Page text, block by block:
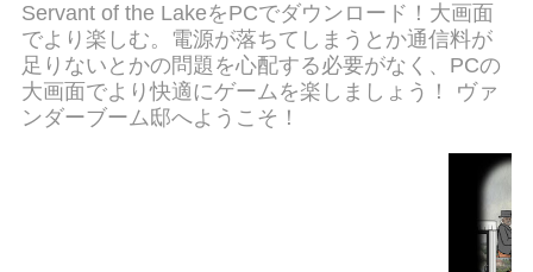
唯一無二な仮想化エンジンがパソコンの可能性を
最大限になる。遊べるだけでなく、より楽しめ
る！
Servant of the LakeをPCでダウンロード！大画面
でより楽しむ。電源が落ちてしまうとか通信料が
足りないとかの問題を心配する必要がなく、PCの
大画面でより快適にゲームを楽しましょう！ ヴァ
ンダーブーム邸へようこそ！